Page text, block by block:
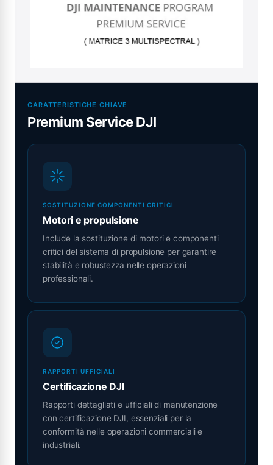
CARATTERISTICHE CHIAVE
Premium Service DJI
SOSTITUZIONE COMPONENTI CRITICI
Motori e propulsione
Include la sostituzione di motori e componenti
critici del sistema di propulsione per garantire
stabilità e robustezza nelle operazioni
professionali.
RAPPORTI UFFICIALI
Certificazione DJI
Rapporti dettagliati e ufficiali di manutenzione
con certificazione DJI, essenziali per la
conformità nelle operazioni commerciali e
industriali.